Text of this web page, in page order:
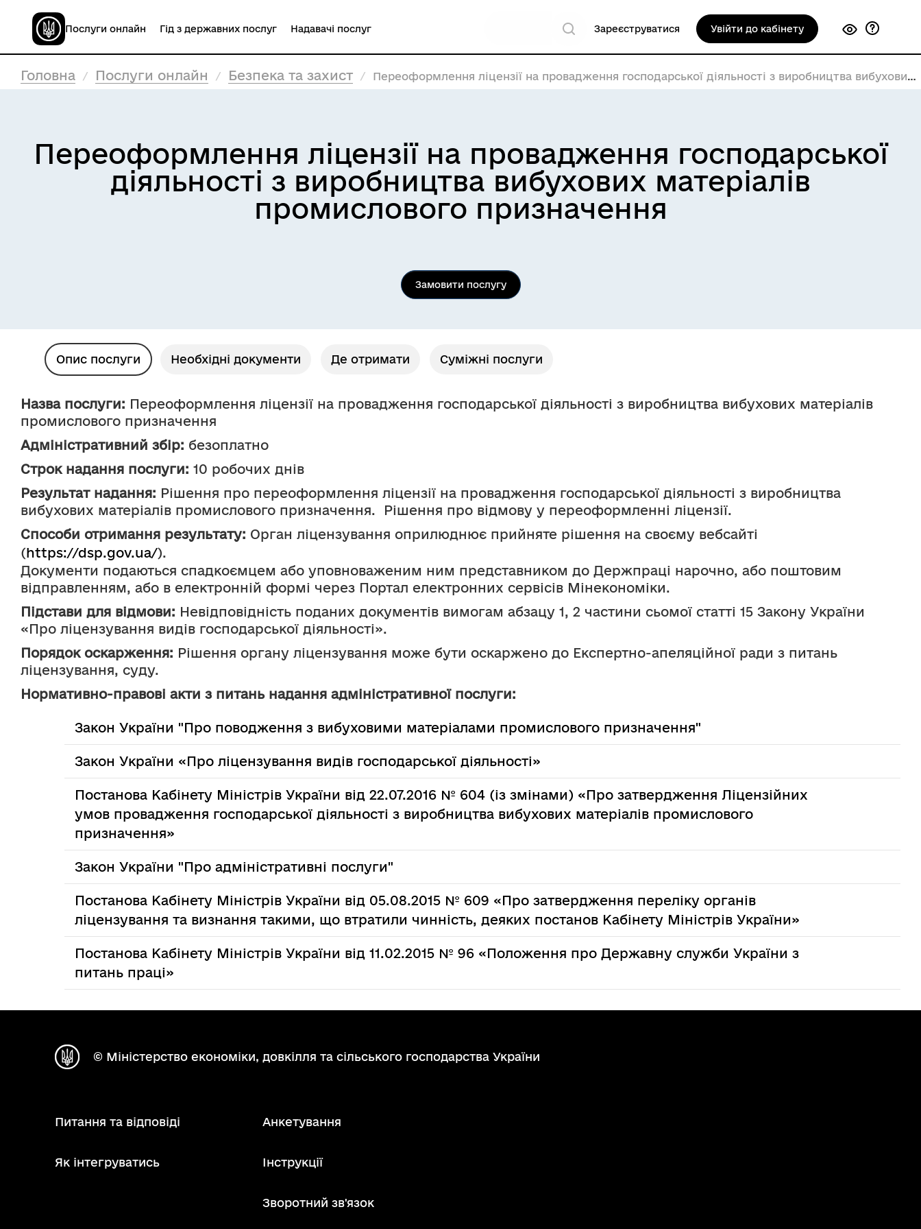
Послуги онлайн Гід з державних послуг Надавачі послуг Зареєструватися Увійти до кабінету
Головна Послуги онлайн Безпека та захист Переоформлення ліцензії на провадження господарської діяльності з виробництва вибухових матеріалів промислового призначення
Переоформлення ліцензії на провадження господарської
діяльності з виробництва вибухових матеріалів
промислового призначення
Замовити послугу
Опис послуги Необхідні документи Де отримати Суміжні послуги
Назва послуги: Переоформлення ліцензії на провадження господарської діяльності з виробництва вибухових матеріалів
промислового призначення
Адміністративний збір: безоплатно
Строк надання послуги: 10 робочих днів
Результат надання: Рішення про переоформлення ліцензії на провадження господарської діяльності з виробництва
вибухових матеріалів промислового призначення.  Рішення про відмову у переоформленні ліцензії.
Способи отримання результату: Орган ліцензування оприлюднює прийняте рішення на своєму вебсайті
(https://dsp.gov.ua/).
Документи подаються спадкоємцем або уповноваженим ним представником до Держпраці нарочно, або поштовим
відправленням, або в електронній формі через Портал електронних сервісів Мінекономіки.
Підстави для відмови: Невідповідність поданих документів вимогам абзацу 1, 2 частини сьомої статті 15 Закону України
«Про ліцензування видів господарської діяльності».
Порядок оскарження: Рішення органу ліцензування може бути оскаржено до Експертно-апеляційної ради з питань
ліцензування, суду.
Нормативно-правові акти з питань надання адміністративної послуги:
Закон України "Про поводження з вибуховими матеріалами промислового призначення"
Закон України «Про ліцензування видів господарської діяльності»
Постанова Кабінету Міністрів України від 22.07.2016 № 604 (із змінами) «Про затвердження Ліцензійних
умов провадження господарської діяльності з виробництва вибухових матеріалів промислового
призначення»
Закон України "Про адміністративні послуги"
Постанова Кабінету Міністрів України від 05.08.2015 № 609 «Про затвердження переліку органів
ліцензування та визнання такими, що втратили чинність, деяких постанов Кабінету Міністрів України»
Постанова Кабінету Міністрів України від 11.02.2015 № 96 «Положення про Державну служби України з
питань праці»
© Міністерство економіки, довкілля та сільського господарства України
Питання та відповіді
Як інтегруватись
Анкетування
Інструкції
Зворотний зв'язок